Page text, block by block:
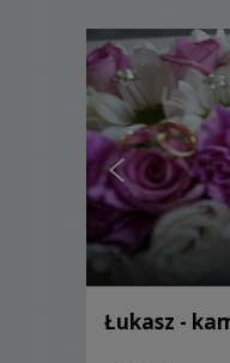
Łukasz -